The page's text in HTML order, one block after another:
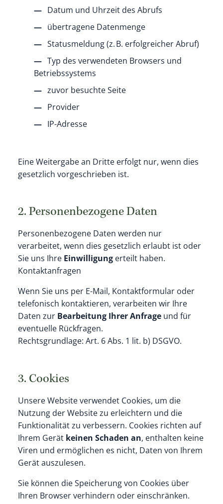
Datum und Uhrzeit des Abrufs
übertragene Datenmenge
Statusmeldung (z. B. erfolgreicher Abruf)
Typ des verwendeten Browsers und
Betriebssystems
zuvor besuchte Seite
Provider
IP-Adresse
Eine Weitergabe an Dritte erfolgt nur, wenn dies
gesetzlich vorgeschrieben ist.
2. Personenbezogene Daten
Personenbezogene Daten werden nur
verarbeitet, wenn dies gesetzlich erlaubt ist oder
Sie uns Ihre Einwilligungerteilt haben.
Kontaktanfragen
Wenn Sie uns per E-Mail, Kontaktformular oder
telefonisch kontaktieren, verarbeiten wir Ihre
Daten zur Bearbeitung Ihrer Anfrageund für
eventuelle Rückfragen.
Rechtsgrundlage: Art. 6 Abs. 1 lit. b) DSGVO.
3. Cookies
Unsere Website verwendet Cookies, um die
Nutzung der Website zu erleichtern und die
Funktionalität zu verbessern. Cookies richten auf
Ihrem Gerät keinen Schaden an, enthalten keine
Viren und ermöglichen es nicht, Daten von Ihrem
Gerät auszulesen.
Sie können die Speicherung von Cookies über
Ihren Browser verhindern oder einschränken.